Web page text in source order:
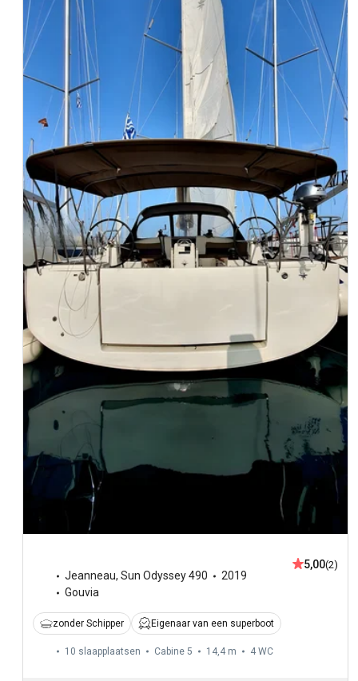
Jeanneau, Sun Odyssey 490
2019
Gouvia
5,00(2)
zonder Schipper Eigenaar van een superboot
10 slaapplaatsen Cabine 5 14,4 m 4 WC